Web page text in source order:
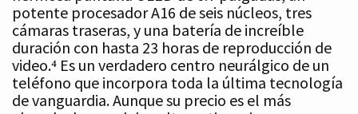
potente procesador A16 de seis núcleos, tres
cámaras traseras, y una batería de increíble
duración con hasta 23 horas de reproducción de
video.⁴ Es un verdadero centro neurálgico de un
teléfono que incorpora toda la última tecnología
de vanguardia. Aunque su precio es el más